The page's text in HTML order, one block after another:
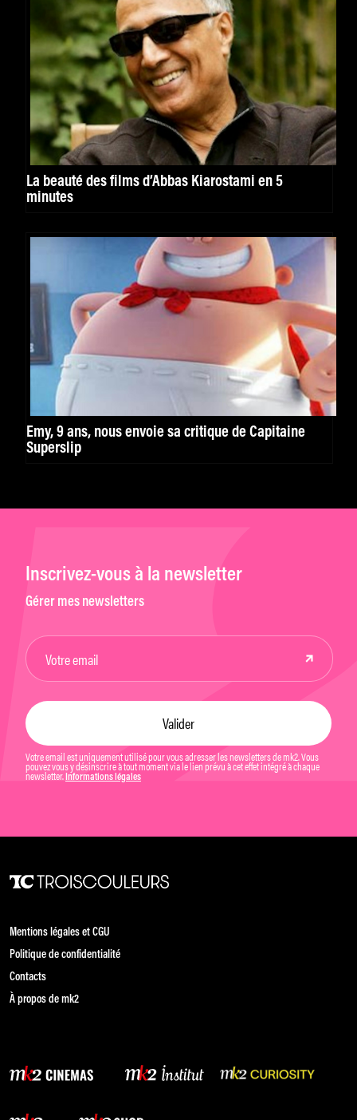
La beauté des films d’Abbas Kiarostami en 5
minutes
Emy, 9 ans, nous envoie sa critique de Capitaine
Superslip
Inscrivez-vous à la newsletter
Gérer mes newsletters
Votre email est uniquement utilisé pour vous adresser les newsletters de mk2. Vous
pouvez vous y désinscrire à tout moment via le lien prévu à cet effet intégré à chaque
newsletter. Informations légales
Mentions légales et CGU
Politique de confidentialité
Contacts
À propos de mk2